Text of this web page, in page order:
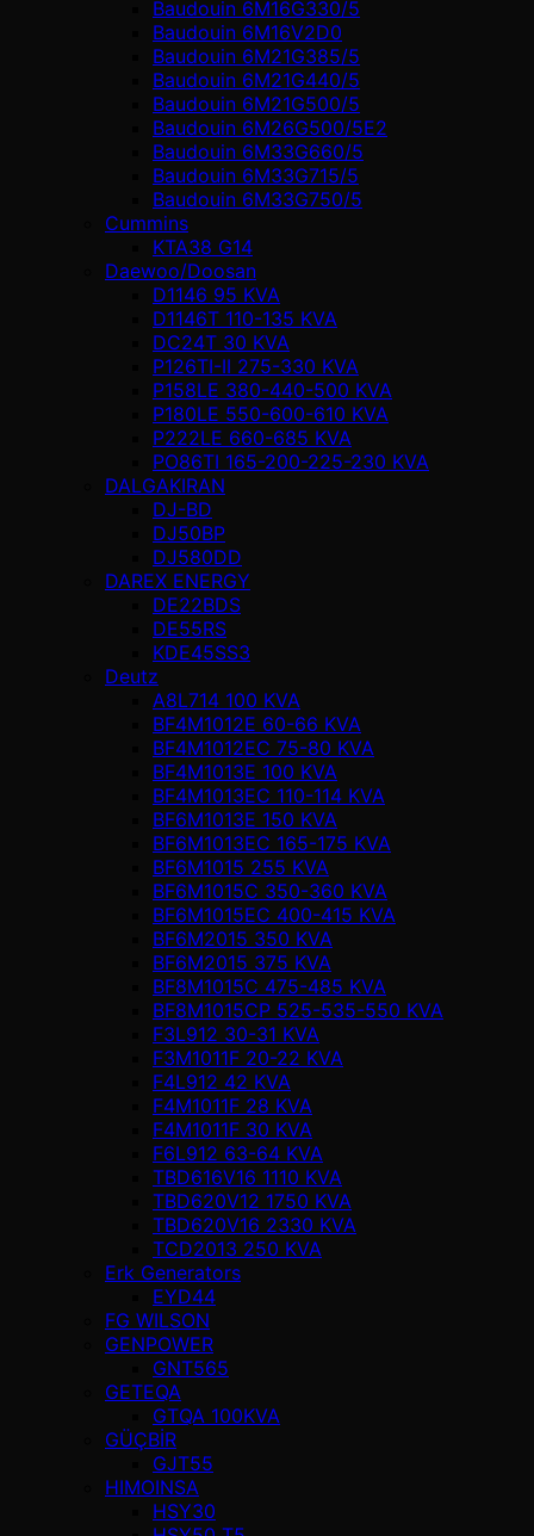
Baudouin 6M16G330/5
Baudouin 6M16V2D0
Baudouin 6M21G385/5
Baudouin 6M21G440/5
Baudouin 6M21G500/5
Baudouin 6M26G500/5E2
Baudouin 6M33G660/5
Baudouin 6M33G715/5
Baudouin 6M33G750/5
Cummins
KTA38 G14
Daewoo/Doosan
D1146 95 KVA
D1146T 110-135 KVA
DC24T 30 KVA
P126TI-II 275-330 KVA
P158LE 380-440-500 KVA
P180LE 550-600-610 KVA
P222LE 660-685 KVA
PO86TI 165-200-225-230 KVA
DALGAKIRAN
DJ-BD
DJ50BP
DJ580DD
DAREX ENERGY
DE22BDS
DE55RS
KDE45SS3
Deutz
A8L714 100 KVA
BF4M1012E 60-66 KVA
BF4M1012EC 75-80 KVA
BF4M1013E 100 KVA
BF4M1013EC 110-114 KVA
BF6M1013E 150 KVA
BF6M1013EC 165-175 KVA
BF6M1015 255 KVA
BF6M1015C 350-360 KVA
BF6M1015EC 400-415 KVA
BF6M2015 350 KVA
BF6M2015 375 KVA
BF8M1015C 475-485 KVA
BF8M1015CP 525-535-550 KVA
F3L912 30-31 KVA
F3M1011F 20-22 KVA
F4L912 42 KVA
F4M1011F 28 KVA
F4M1011F 30 KVA
F6L912 63-64 KVA
TBD616V16 1110 KVA
TBD620V12 1750 KVA
TBD620V16 2330 KVA
TCD2013 250 KVA
Erk Generators
EYD44
FG WILSON
GENPOWER
GNT565
GETEQA
GTQA 100KVA
GÜÇBİR
GJT55
HIMOINSA
HSY30